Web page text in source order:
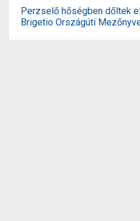
Perzselő hőségben dőltek
Brigetio Országúti